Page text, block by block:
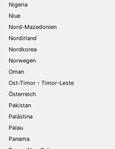
Nigeria
Niue
Nord-Mazedonien
Nordirland
Nordkorea
Norwegen
Oman
Ost-Timor - Timor-Leste
Österreich
Pakistan
Palästina
Palau
Panama